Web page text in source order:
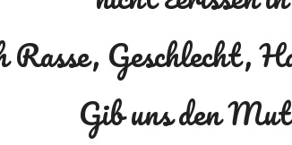
Rasse, Geschlecht,
Gib uns den